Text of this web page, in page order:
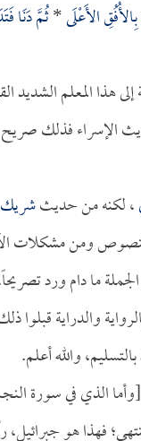
الأَعْلَى*ثُمَّ دَنَا
هذا المعلم الشديد
الإسراء فذلك صريح
، لكنه من حديثشريك
ومن مشكلات
ما دام ورد
والدراية قبلوا
والله أعلم.
الذي في سورة
فهذا هو جبرائيل،